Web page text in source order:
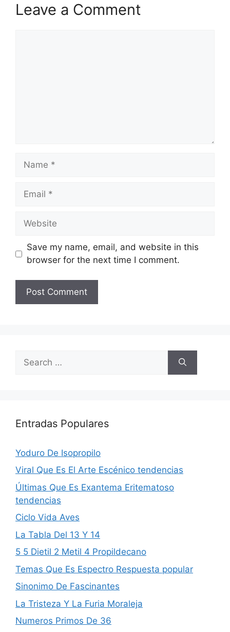
Leave a Comment
Name
Email
Website
Save my name, email, and website in this
browser for the next time I comment.
for:
Entradas Populares
Yoduro De Isopropilo
Viral Que Es El Arte Escénico tendencias
Últimas Que Es Exantema Eritematoso
tendencias
Ciclo Vida Aves
La Tabla Del 13 Y 14
5 5 Dietil 2 Metil 4 Propildecano
Temas Que Es Espectro Respuesta popular
Sinonimo De Fascinantes
La Tristeza Y La Furia Moraleja
Numeros Primos De 36